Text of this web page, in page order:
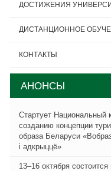
ДОСТИЖЕНИЯ
ДИСТАНЦИОННОЕ
КОНТАКТЫ
АНОНСЫ
Стартует Национальный
созданию концепции
образа Беларуси
i адкрыццё»
13–16 октября состоится